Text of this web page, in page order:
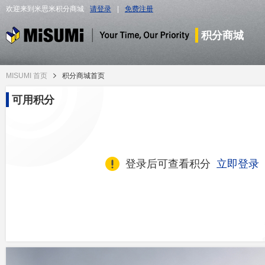
欢迎来到米思米积分商城 请登录 免费注册
积分商城
MISUMI 首页 积分商城首页
可用积分
登录后可查看积分 立即登录